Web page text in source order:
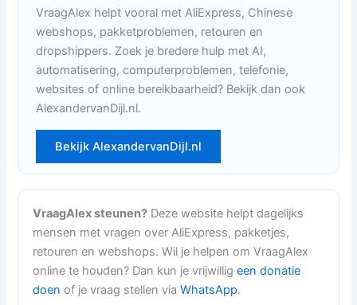
VraagAlex helpt vooral met AliExpress, Chinese
webshops, pakketproblemen, retouren en
dropshippers. Zoek je bredere hulp met AI,
automatisering, computerproblemen, telefonie,
websites of online bereikbaarheid? Bekijk dan ook
AlexandervanDijl.nl.
Bekijk AlexandervanDijl.nl
VraagAlex steunen? Deze website helpt dagelijks
mensen met vragen over AliExpress, pakketjes,
retouren en webshops. Wil je helpen om VraagAlex
online te houden? Dan kun je vrijwilligeen donatie
doen of je vraag stellen viaWhatsApp.